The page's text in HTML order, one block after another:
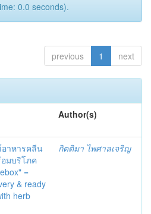
0.0 seconds).
previous 1 next
Author(s)
าหารคลีน
มบริโภค
=
& ready
herb
กิตติมา ไพศาลเจริญ